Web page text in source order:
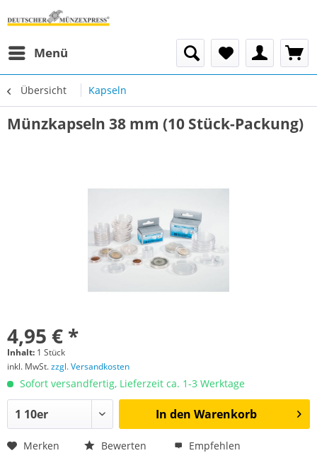
Menü
Übersicht Kapseln
Münzkapseln 38 mm (10 Stück-Packung)
4,95 € *
Inhalt: 1 Stück
inkl. MwSt.zzgl. Versandkosten
Sofort versandfertig, Lieferzeit ca. 1-3 Werktage
In den Warenkorb
Merken Bewerten Empfehlen